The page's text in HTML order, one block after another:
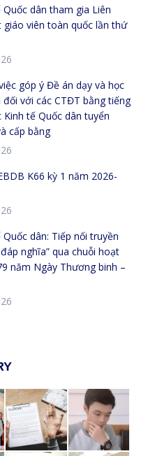
dân tham gia Liên
giáo viên toàn quốc lần thứ
góp ý Đề án dạy và học
đối với các CTĐT bằng tiếng
tế Quốc dân tuyển
cấp bằng
K66 kỳ 1 năm 2026-
dân: Tiếp nối truyền
nghĩa” qua chuỗi hoạt
năm Ngày Thương binh –